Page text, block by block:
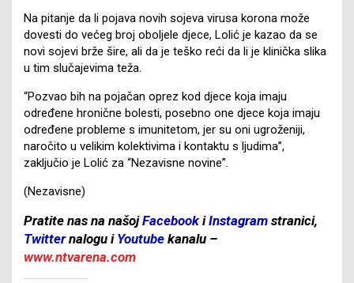
Na pitanje da li pojava novih sojeva virusa korona može
dovesti do većeg broj oboljele djece, Lolić je kazao da se
novi sojevi brže šire, ali da je teško reći da li je klinička slika
u tim slučajevima teža.
“Pozvao bih na pojačan oprez kod djece koja imaju
određene hronične bolesti, posebno one djece koja imaju
određene probleme s imunitetom, jer su oni ugroženiji,
naročito u velikim kolektivima i kontaktu s ljudima”,
zaključio je Lolić za “Nezavisne novine”.
(Nezavisne)
Pratite nas na našojFacebookiInstagram stranici,
Twitternalogu i Youtube kanalu –
www.ntvarena.com